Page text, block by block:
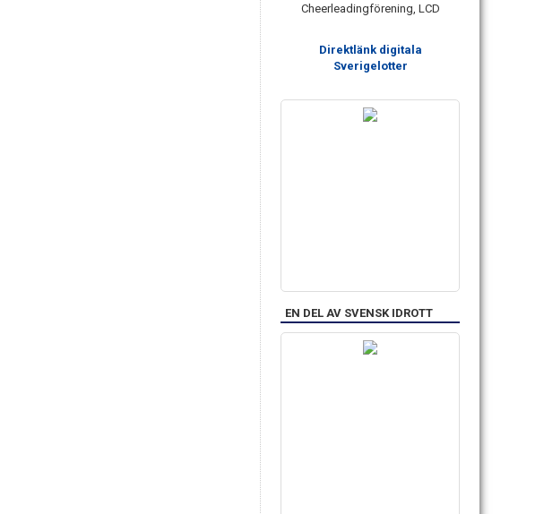
Cheerleadingförening, LCD
Direktlänk digitala
Sverigelotter
EN DEL AV SVENSK IDROTT